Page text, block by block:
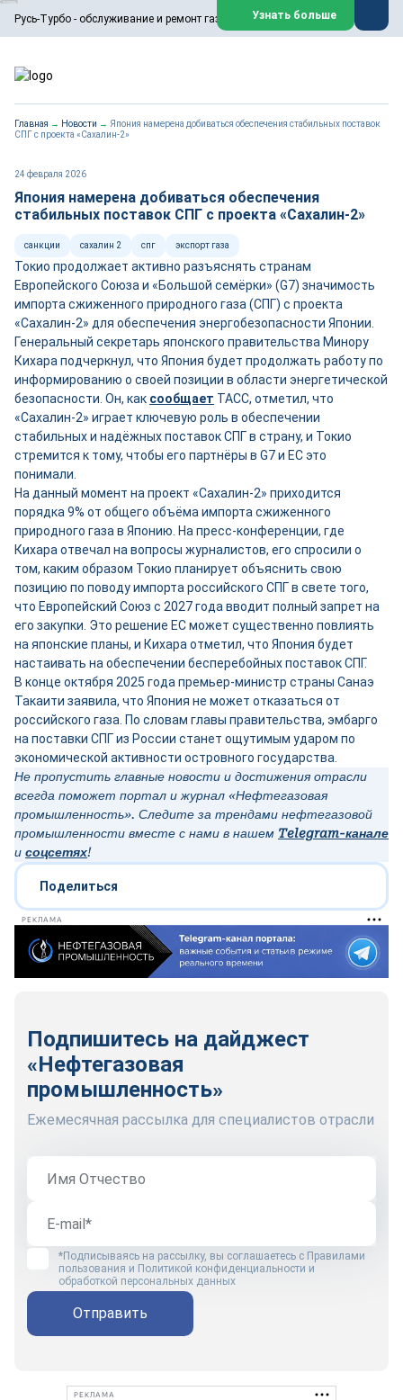
Русь-Турбо - обслуживание и ремонт газовых паровых турбин
ООО «Русь-Турбо» занимается сервисом газовых и паровых
турбин, комплексным ремонтом, восстановлением,
техническим обслуживанием оборудования ТЭС,
работают на нефтегазовых, нефтехимических,
металлургических и других предприятиях.
Реклама. ООО «Русь-Турбо», ИНН 7802588950
erid: F7NfYUJCUneVdwPs4znf
Узнать больше
Главная → Новости → Япония намерена добиваться обеспечения стабильных поставок
СПГ с проекта «Сахалин-2»
24 февраля 2026
Япония намерена добиваться обеспечения
стабильных поставок СПГ с проекта «Сахалин-2»
санкции сахалин 2 спг экспорт газа
Токио продолжает активно разъяснять странам
Европейского Союза и «Большой семёрки» (G7) значимость
импорта сжиженного природного газа (СПГ) с проекта
«Сахалин-2» для обеспечения энергобезопасности Японии.
Генеральный секретарь японского правительства Минору
Кихара подчеркнул, что Япония будет продолжать работу по
информированию о своей позиции в области энергетической
безопасности. Он, как сообщает ТАСС, отметил, что
«Сахалин-2» играет ключевую роль в обеспечении
стабильных и надёжных поставок СПГ в страну, и Токио
стремится к тому, чтобы его партнёры в G7 и ЕС это
понимали.
На данный момент на проект «Сахалин-2» приходится
порядка 9% от общего объёма импорта сжиженного
природного газа в Японию. На пресс-конференции, где
Кихара отвечал на вопросы журналистов, его спросили о
том, каким образом Токио планирует объяснить свою
позицию по поводу импорта российского СПГ в свете того,
что Европейский Союз с 2027 года вводит полный запрет на
его закупки. Это решение ЕС может существенно повлиять
на японские планы, и Кихара отметил, что Япония будет
настаивать на обеспечении бесперебойных поставок СПГ.
В конце октября 2025 года премьер-министр страны Санаэ
Такаити заявила, что Япония не может отказаться от
российского газа. По словам главы правительства, эмбарго
на поставки СПГ из России станет ощутимым ударом по
экономической активности островного государства.
Не пропустить главные новости и достижения отрасли
всегда поможет портал и журнал «Нефтегазовая
промышленность». Следите за трендами нефтегазовой
промышленности вместе с нами в нашем Telegram-канале
и соцсетях!
Поделиться
РЕКЛАМА
Подпишитесь на дайджест
«Нефтегазовая
промышленность»
Ежемесячная рассылка для специалистов отрасли
*Подписываясь на рассылку, вы соглашаетесь с Правилами
пользования и Политикой конфиденциальности и
обработкой персональных данных
Отправить
РЕКЛАМА